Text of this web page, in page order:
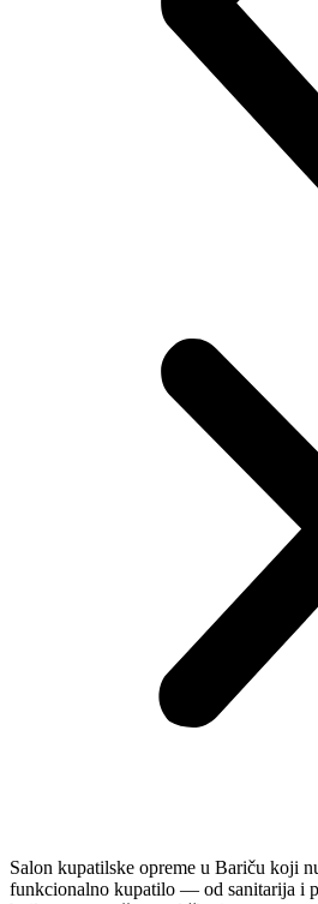
Salon kupatilske opreme u Bariču koji
funkcionalno kupatilo — od sanitarija i